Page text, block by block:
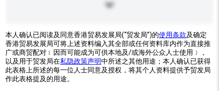
本人确认已阅读及同意香港贸易发展局(“贸发局”)的使用条款及确定
香港贸易发展局可将上述资料编入其全部或任何资料库内作为直接推
广或商贸配对﹝因而可能成为可供本地及/或海外公众人士使用﹞，
以及用于贸发局在私隐政策声明中所述之其他用途；本人确认已获得
此表格上所述的每一位人士同意及授权，将其个人资料提供予贸发局
作此表格提及的用途。